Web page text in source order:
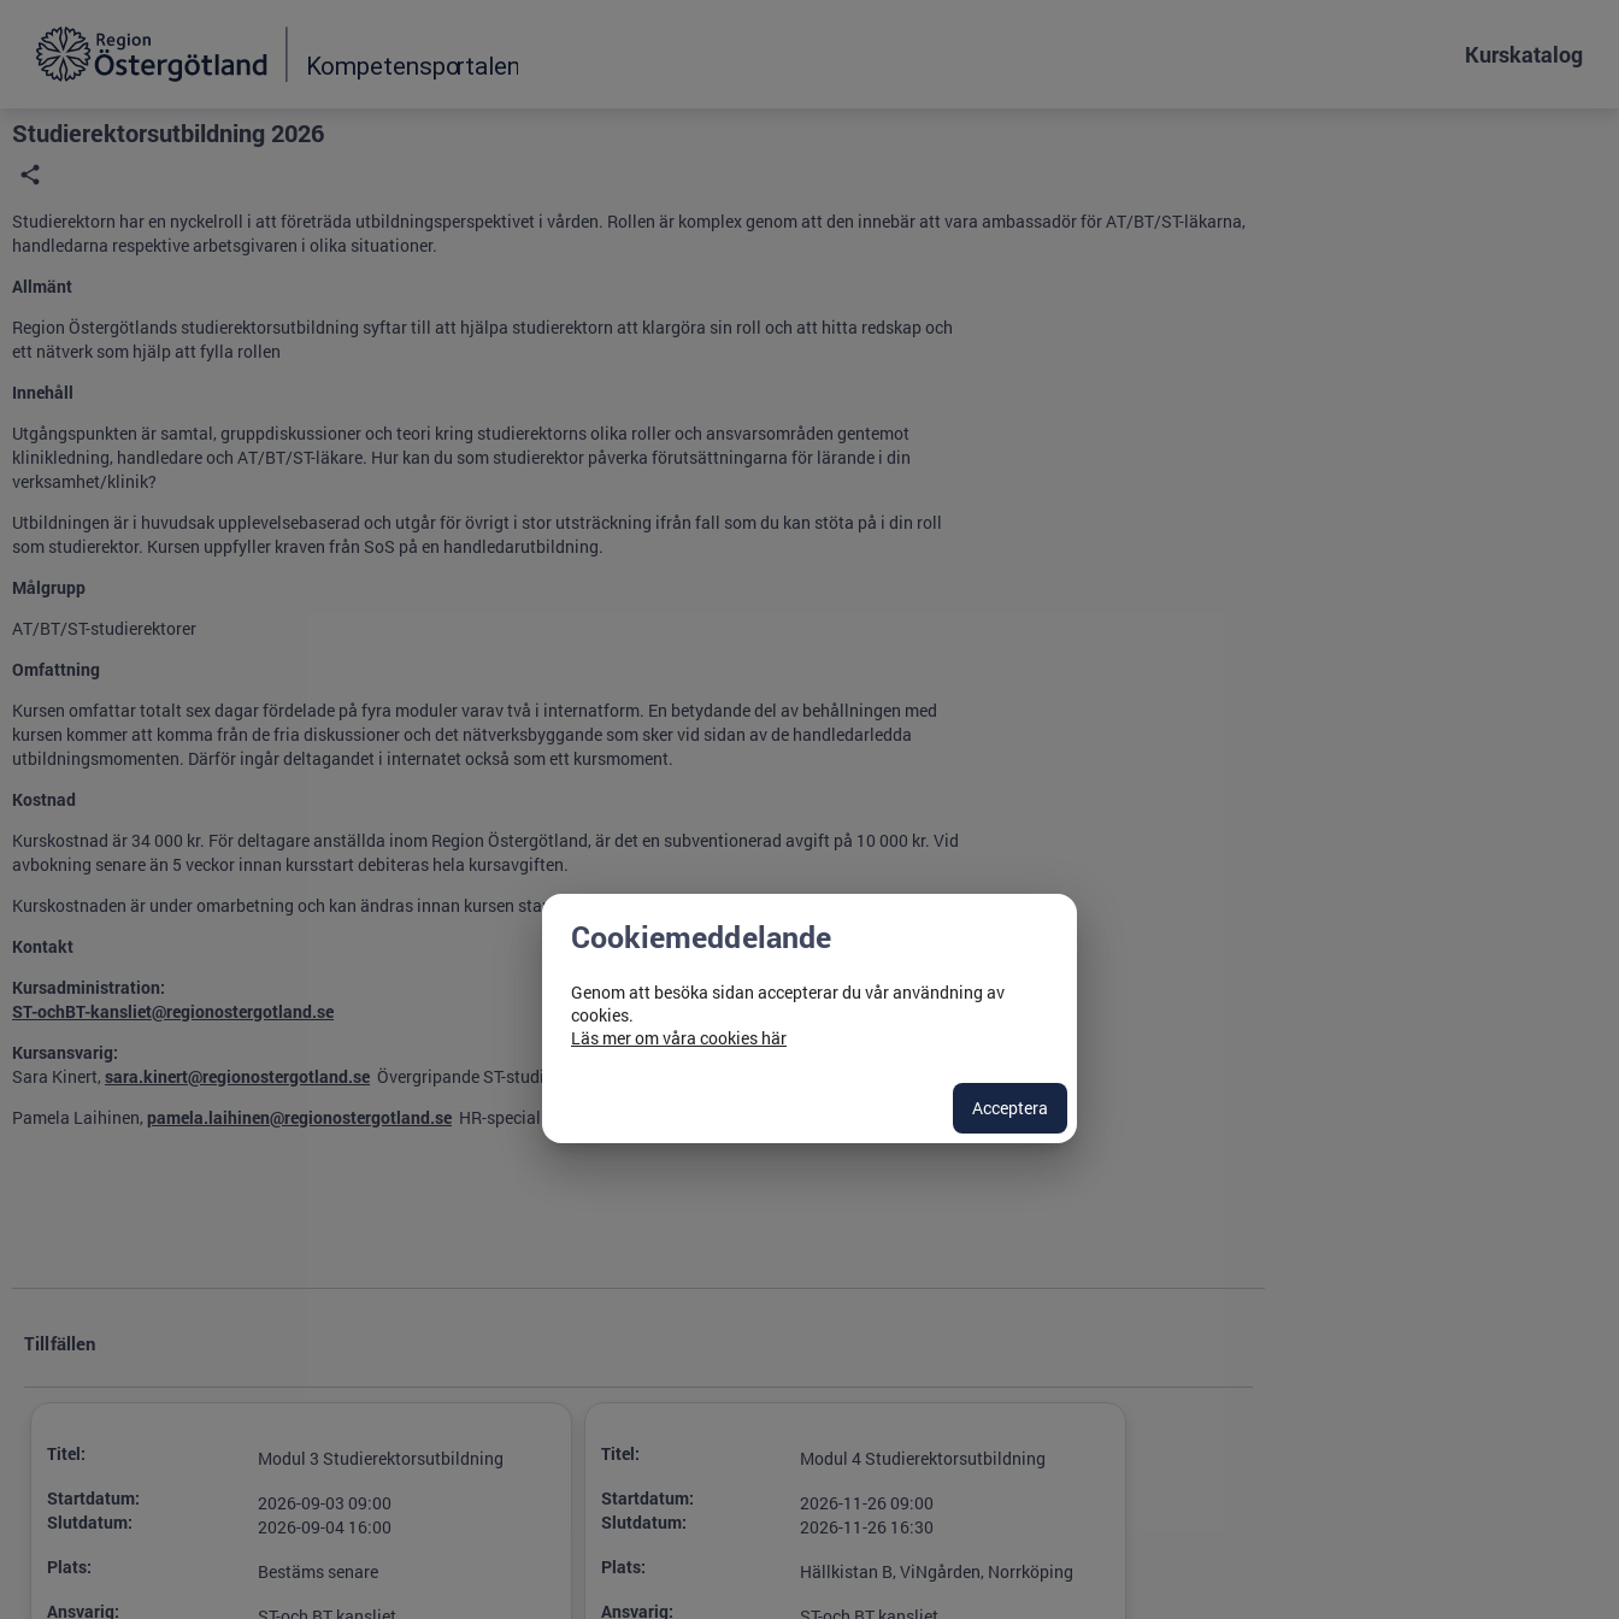
Grade
Portal
Kurskatalog
Studierektorsutbildning 2026
Studierektorn har en nyckelroll i att företräda utbildningsperspektivet i vården. Rollen är komplex genom att den innebär att vara ambassadör för AT/BT/ST-läkarna,
handledarna respektive arbetsgivaren i olika situationer.
Allmänt
Region Östergötlands studierektorsutbildning syftar till att hjälpa studierektorn att klargöra sin roll och att hitta redskap och
ett nätverk som hjälp att fylla rollen
Innehåll
Utgångspunkten är samtal, gruppdiskussioner och teori kring studierektorns olika roller och ansvarsområden gentemot
klinikledning, handledare och AT/BT/ST-läkare. Hur kan du som studierektor påverka förutsättningarna för lärande i din
verksamhet/klinik?
Utbildningen är i huvudsak upplevelsebaserad och utgår för övrigt i stor utsträckning ifrån fall som du kan stöta på i din roll
som studierektor. Kursen uppfyller kraven från SoS på en handledarutbildning.
Målgrupp
AT/BT/ST-studierektorer
Omfattning
Kursen omfattar totalt sex dagar fördelade på fyra moduler varav två i internatform. En betydande del av behållningen med
kursen kommer att komma från de fria diskussioner och det nätverksbyggande som sker vid sidan av de handledarledda
utbildningsmomenten. Därför ingår deltagandet i internatet också som ett kursmoment.
Kostnad
Kurskostnad är 34 000 kr. För deltagare anställda inom Region Östergötland, är det en subventionerad avgift på 10 000 kr. Vid
avbokning senare än 5 veckor innan kursstart debiteras hela kursavgiften.
Kurskostnaden är under omarbetning och kan ändras innan kursen startar.
Kontakt
Kursadministration:
ST-ochBT-kansliet@regionostergotland.se
Kursansvarig:
Sara Kinert, sara.kinert@regionostergotland.se Övergripande ST-studierektor Region Östergötland
Pamela Laihinen, pamela.laihinen@regionostergotland.se HR-specialist Region Östergötland
Tillfällen
Titel:
Modul 3 Studierektorsutbildning
Startdatum:
Slutdatum:
2026-09-03 09:00
2026-09-04 16:00
Plats:
Bestäms senare
Ansvarig:
Titel:
Modul 4 Studierektorsutbildning
Startdatum:
Slutdatum:
2026-11-26 09:00
2026-11-26 16:30
Plats:
Hällkistan B, ViNgården, Norrköping
Ansvarig:
Cookiemeddelande
Genom att besöka sidan accepterar du vår användning av
cookies.
Läs mer om våra cookies här
Acceptera